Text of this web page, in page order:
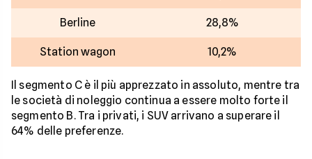
Berline 28,8%
Station wagon 10,2%
Il segmento C è il più apprezzato in assoluto, mentre tra
le società di noleggio continua a essere molto forte il
segmento B. Tra i privati, i SUV arrivano a superare il
64% delle preferenze.